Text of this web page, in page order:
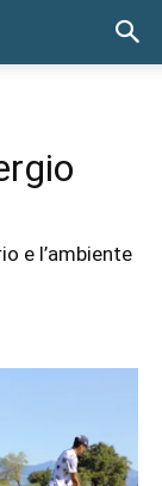
e l’ambiente